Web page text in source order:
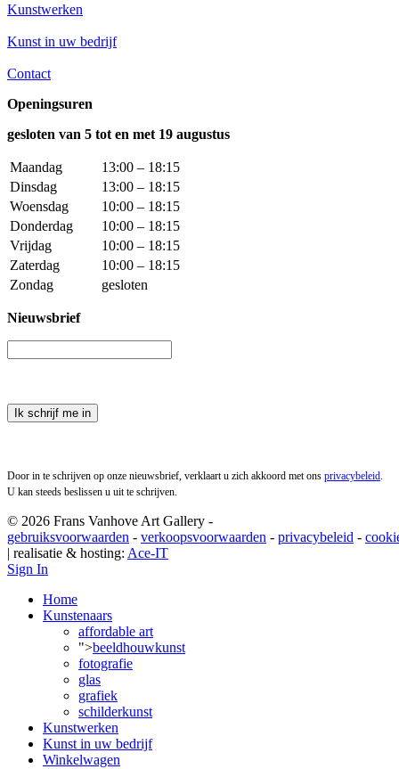
Kunstwerken
Kunst in uw bedrijf
Contact
Openingsuren
gesloten van 5 tot en met 19 augustus
Maandag
13:00 – 18:15
Dinsdag
13:00 – 18:15
Woensdag
10:00 – 18:15
Donderdag
10:00 – 18:15
Vrijdag
10:00 – 18:15
Zaterdag
10:00 – 18:15
Zondag
gesloten
Nieuwsbrief
Ik schrijf me in
Door in te schrijven op onze nieuwsbrief, verklaart u zich akkoord met ons privacybeleid
U kan steeds beslissen u uit te schrijven.
© 2026 Frans Vanhove Art Gallery -
gebruiksvoorwaarden - verkoopsvoorwaarden - privacybeleid -
| realisatie & hosting: Ace-IT
Sign In
Home
Kunstenaars
affordable art
">beeldhouwkunst
fotografie
glas
grafiek
schilderkunst
Kunstwerken
Kunst in uw bedrijf
Winkelwagen